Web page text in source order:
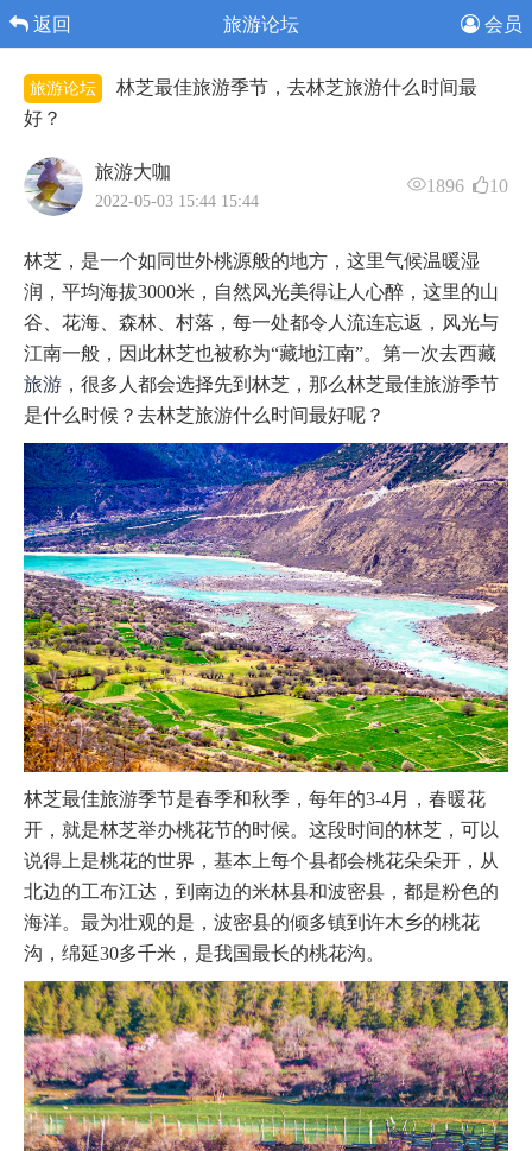
返回 旅游论坛 会员
旅游论坛
林芝最佳旅游季节，去林芝旅游什么时间最
好？
旅游大咖
2022-05-03 15:44 15:44
1896 10
林芝，是一个如同世外桃源般的地方，这里气候温暖湿
润，平均海拔3000米，自然风光美得让人心醉，这里的山
谷、花海、森林、村落，每一处都令人流连忘返，风光与
江南一般，因此林芝也被称为“藏地江南”。第一次去西藏
旅游 ，很多人都会选择先到林芝，那么林芝最佳旅游季节
是什么时候？去林芝旅游什么时间最好呢？
林芝最佳旅游季节是春季和秋季，每年的3-4月，春暖花
开，就是林芝举办桃花节的时候。这段时间的林芝，可以
说得上是桃花的世界，基本上每个县都会桃花朵朵开，从
北边的工布江达，到南边的米林县和波密县，都是粉色的
海洋。最为壮观的是，波密县的倾多镇到许木乡的桃花
沟，绵延30多千米，是我国最长的桃花沟。